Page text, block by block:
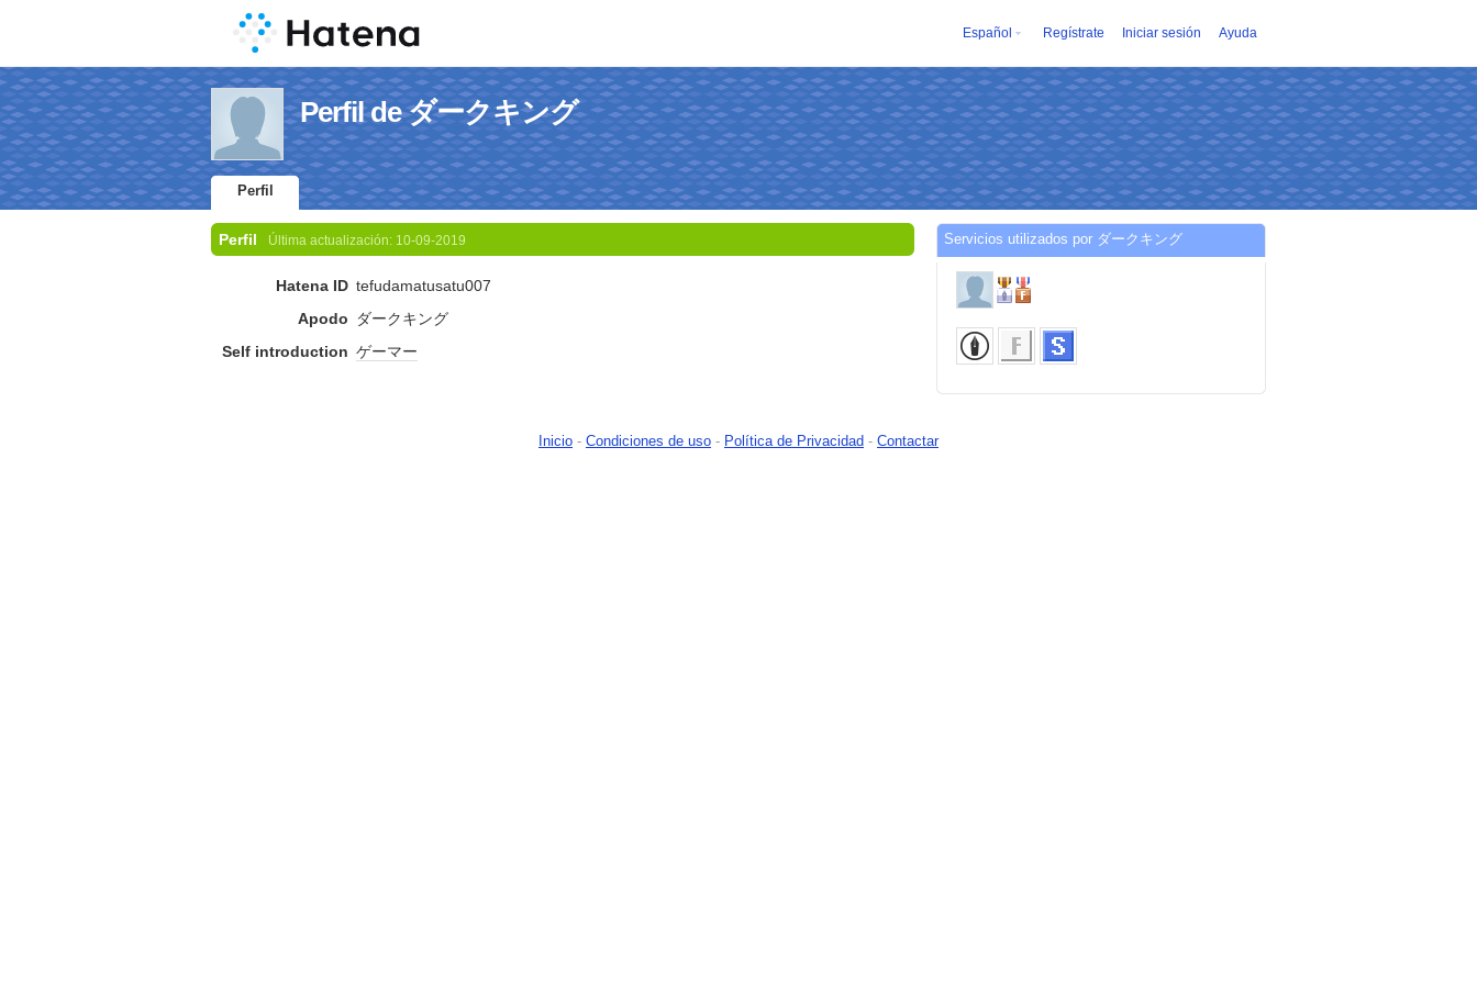
Español Regístrate Iniciar sesión Ayuda
Perfil de ダークキング
Perfil
Perfil Última actualización: 10-09-2019
Hatena ID tefudamatusatu007
Apodo
ダークキング
Self introduction ゲーマー
Servicios utilizados por ダークキング
Inicio - Condiciones de uso - Política de Privacidad - Contactar